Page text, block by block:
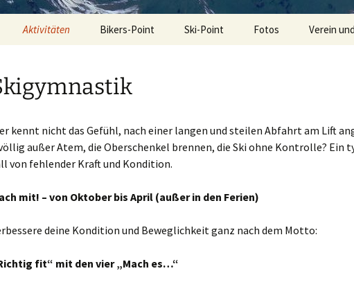
Aktivitäten
Wöchentliche MTB
Skifahrten
Flyer TuS Peterberg
Anmeldung
Bikers-Point Ski-Point Fotos Verein
Lehrteam
Chronik
kennt nicht das Gefühl, nach einer langen und steilen Abfahrt am Lift
außer Atem, die Oberschenkel brennen, die Ski ohne Kontrolle? Ein
von fehlender Kraft und Kondition.
mit! – von Oktober bis April (außer in den Ferien)
deine Kondition und Beweglichkeit ganz nach dem Motto:
fit“ mit den vier „Mach es…“